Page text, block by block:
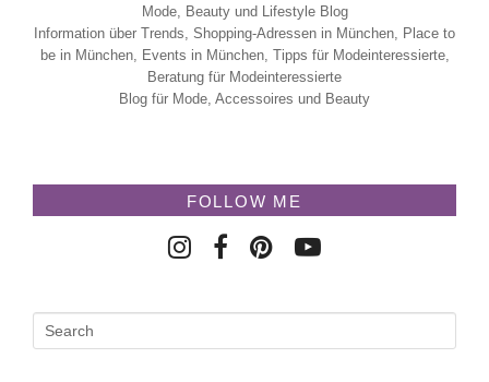
Mode, Beauty und Lifestyle Blog
Information über Trends, Shopping-Adressen in München, Place to
be in München, Events in München, Tipps für Modeinteressierte,
Beratung für Modeinteressierte
Blog für Mode, Accessoires und Beauty
FOLLOW ME